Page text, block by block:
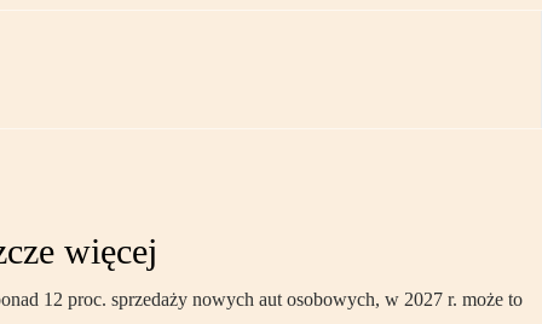
więcej
12 proc. sprzedaży nowych aut osobowych, w 2027 r. może to